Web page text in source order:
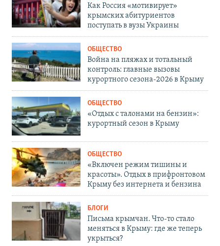
Как Россия «мотивирует»
крымских абитуриентов
поступать в вузы Украины
ОБЩЕСТВО
Война на пляжах и тотальный
контроль: главные вызовы
курортного сезона-2026 в Крыму
ОБЩЕСТВО
«Отдых с талонами на бензин»:
курортный сезон в Крыму
ОБЩЕСТВО
«Включен режим тишины и
красоты». Отдых в прифронтовом
Крыму без интернета и бензина
БЛОГИ
Письма крымчан. Что-то стало
меняться в Крыму: где же теперь
укрыться?